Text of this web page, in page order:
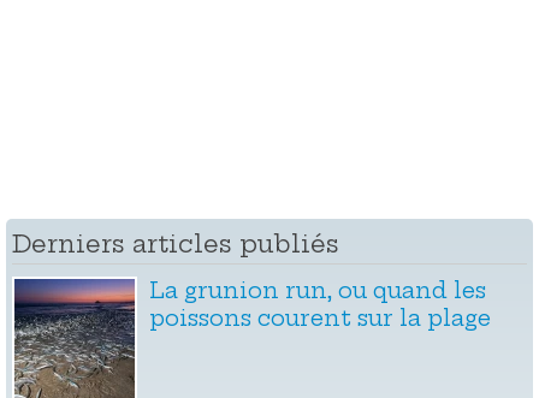
Derniers articles publiés
La grunion run, ou quand les
poissons courent sur la plage